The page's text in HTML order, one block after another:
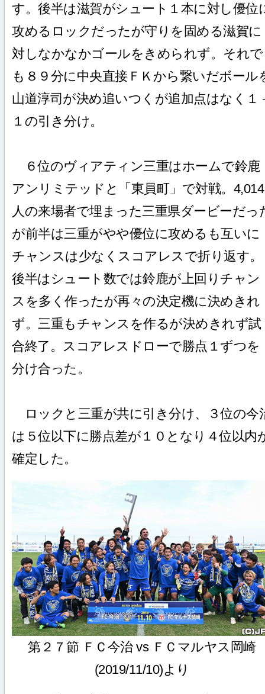
す。後半は滋賀がシュート１本に対し優位
攻めるロックだったが守りを固める滋賀に
対しなかなかゴールをきめられず。それで
も８９分に中央直接ＦＫから繋いだボール
山道淳司が決め追いつくが追加点はなく１
１の引き分け。
６位のヴィアティン三重はホームで鈴鹿
アンリミテッドと「東員町」で対戦。4,014
人の来場者で埋まった三重県ダービーだっ
が前半は三重がやや優位に攻めるも互いに
チャンスは少なくスコアレスで折り返す。
後半はシュート数では鈴鹿が上回りチャン
スを多く作ったが再々の決定機に決めきれ
ず。三重もチャンスを作るが決めきれず試
合終了。スコアレスドローで勝点１ずつを
分け合った。
ロックと三重が共に引き分け、３位の今
は５位以下に勝点差が１０となり４位以内
確定した。
第２７節 ＦＣ今治 vs ＦＣマルヤス岡崎
(2019/11/10)より